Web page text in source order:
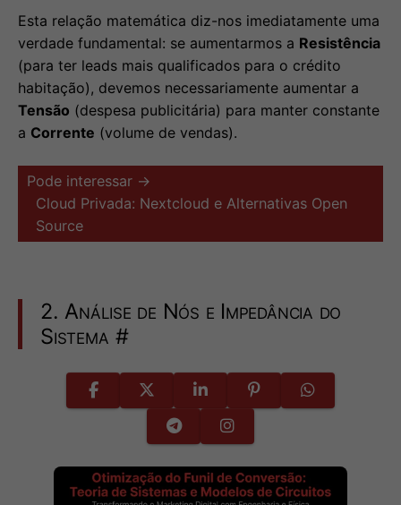
Esta relação matemática diz-nos imediatamente uma
verdade fundamental: se aumentarmos a Resistência
(para ter leads mais qualificados para o crédito
habitação), devemos necessariamente aumentar a
Tensão (despesa publicitária) para manter constante
a Corrente (volume de vendas).
Pode interessar →
Cloud Privada: Nextcloud e Alternativas Open
Source
2. Análise de Nós e Impedância do
Sistema #